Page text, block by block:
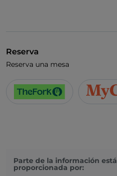
Reserva
Reserva una mesa
Parte de la información está
proporcionada por: